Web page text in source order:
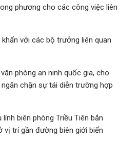
phương cho các công việc liên
với các bộ trưởng liên quan
phòng an ninh quốc gia, cho
ngăn chặn sự tái diễn trường hợp
biên phòng Triều Tiên bắn
trí gần đường biên giới biển